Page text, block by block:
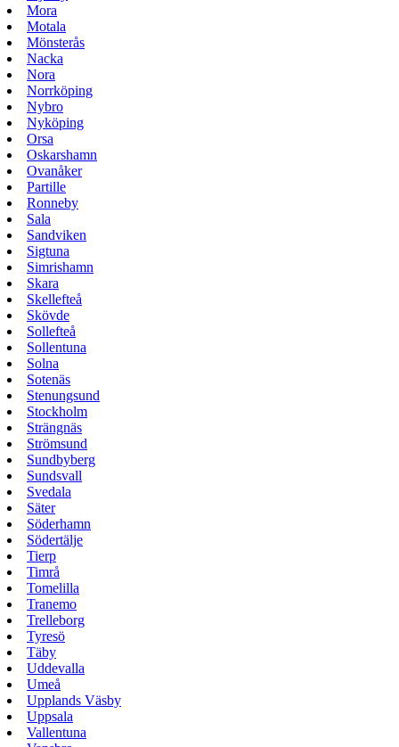
Mora
Motala
Mönsterås
Nacka
Nora
Norrköping
Nybro
Nyköping
Orsa
Oskarshamn
Ovanåker
Partille
Ronneby
Sala
Sandviken
Sigtuna
Simrishamn
Skara
Skellefteå
Skövde
Sollefteå
Sollentuna
Solna
Sotenäs
Stenungsund
Stockholm
Strängnäs
Strömsund
Sundbyberg
Sundsvall
Svedala
Säter
Söderhamn
Södertälje
Tierp
Timrå
Tomelilla
Tranemo
Trelleborg
Tyresö
Täby
Uddevalla
Umeå
Upplands Väsby
Uppsala
Vallentuna